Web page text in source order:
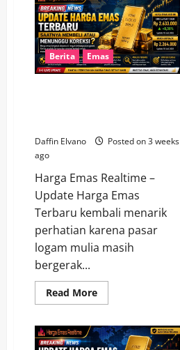
Emas
Hari
Ini
Mengalami
Penyesuaian,
Berikut
Nilai
Terbarunya
Berita Emas
Daffin Elvano
Posted on 3 weeks
ago
Harga Emas Realtime –
Update Harga Emas
Terbaru kembali menarik
perhatian karena pasar
logam mulia masih
bergerak...
Read MoreRead
more
Harga
Emas